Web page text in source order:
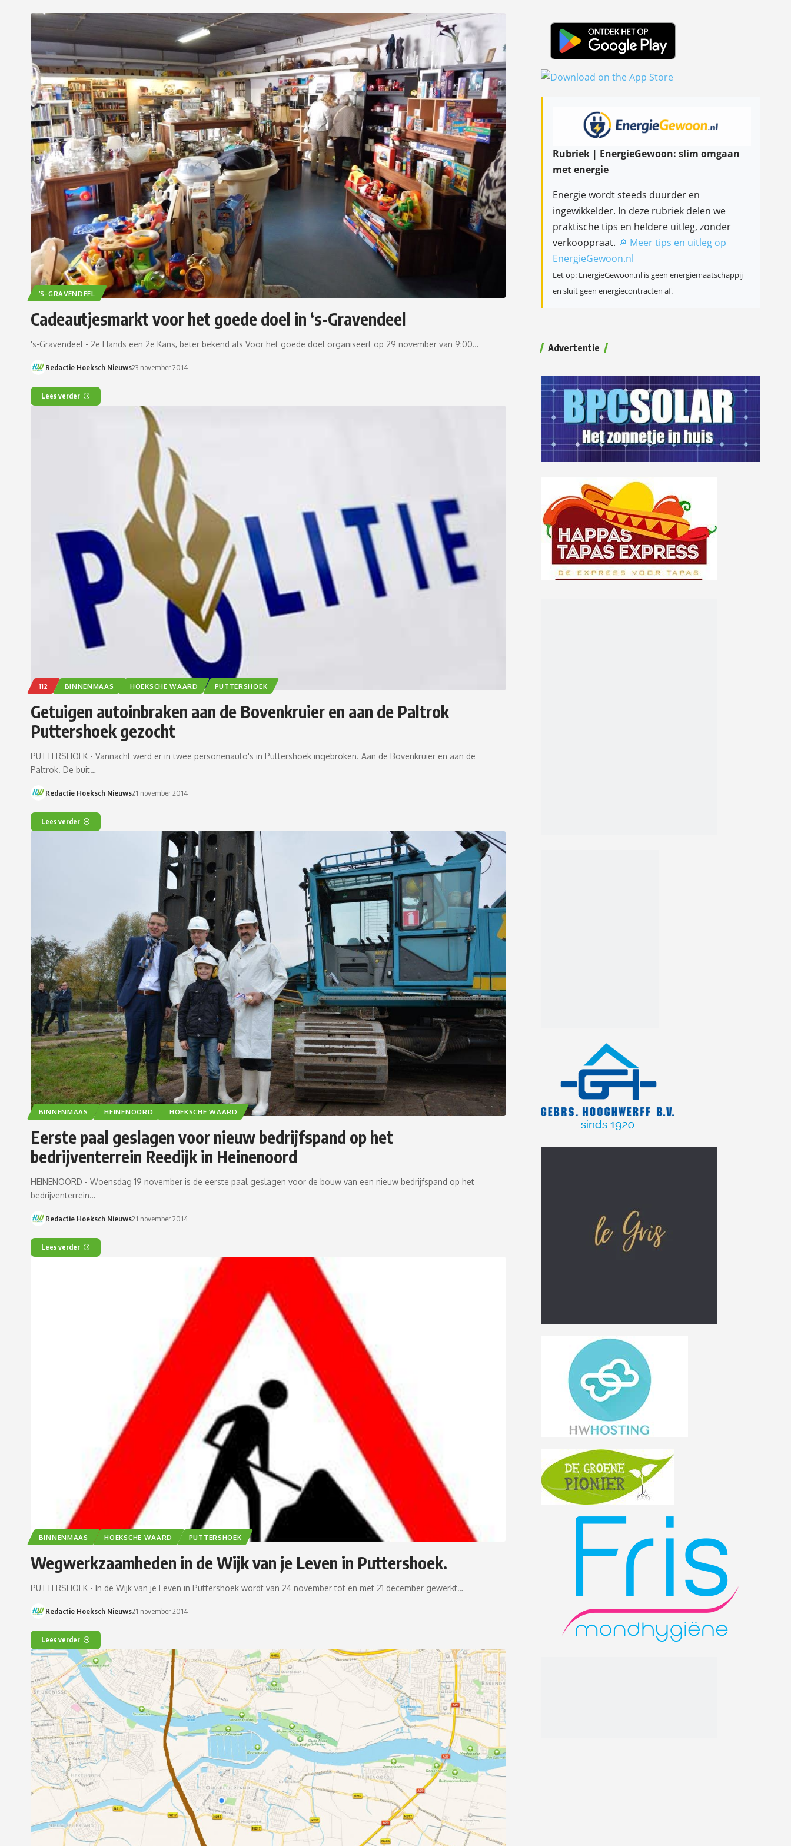
’S-GRAVENDEEL
Cadeautjesmarkt voor het goede doel in ‘s-Gravendeel
's-Gravendeel - 2e Hands een 2e Kans, beter bekend als Voor het goede doel organiseert op 29 november van 9:00…
Redactie Hoeksch Nieuws23 november 2014
Lees verder
112 BINNENMAAS HOEKSCHE WAARD PUTTERSHOEK
Getuigen autoinbraken aan de Bovenkruier en aan de Paltrok
Puttershoek gezocht
PUTTERSHOEK - Vannacht werd er in twee personenauto's in Puttershoek ingebroken. Aan de Bovenkruier en aan de
Paltrok. De buit…
Redactie Hoeksch Nieuws21 november 2014
Lees verder
BINNENMAAS HEINENOORD HOEKSCHE WAARD
Eerste paal geslagen voor nieuw bedrijfspand op het
bedrijventerrein Reedijk in Heinenoord
HEINENOORD - Woensdag 19 november is de eerste paal geslagen voor de bouw van een nieuw bedrijfspand op het
bedrijventerrein…
Redactie Hoeksch Nieuws21 november 2014
Lees verder
BINNENMAAS HOEKSCHE WAARD PUTTERSHOEK
Wegwerkzaamheden in de Wijk van je Leven in Puttershoek.
PUTTERSHOEK - In de Wijk van je Leven in Puttershoek wordt van 24 november tot en met 21 december gewerkt…
Redactie Hoeksch Nieuws21 november 2014
Lees verder
Rubriek | EnergieGewoon: slim omgaan
met energie
Energie wordt steeds duurder en
ingewikkelder. In deze rubriek delen we
praktische tips en heldere uitleg, zonder
verkooppraat. 🔎 Meer tips en uitleg op
EnergieGewoon.nl
Let op: EnergieGewoon.nl is geen energiemaatschappij
en sluit geen energiecontracten af.
Advertentie